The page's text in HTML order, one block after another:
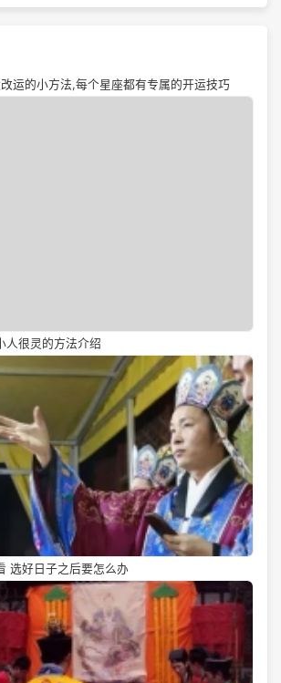
运的小方法,每个星座都有专属的开运技巧
人很灵的方法介绍
选好日子之后要怎么办